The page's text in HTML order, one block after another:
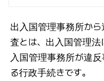
出入国管理事務所から
査とは、出入国管理
入国管理事務所が違
る行政手続きです。